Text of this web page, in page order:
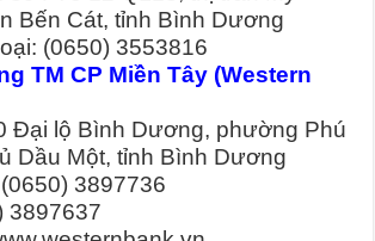
Bến Cát, tỉnh Bình Dương
(0650) 3553816
TM CP Miền Tây (Western
Đại lộ Bình Dương, phường Phú
Dầu Một, tỉnh Bình Dương
3897736
3897637